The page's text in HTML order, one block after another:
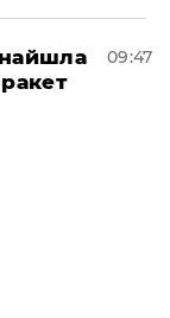
09:47